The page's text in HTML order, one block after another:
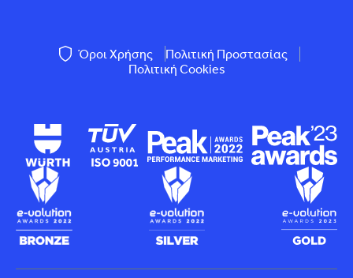
Όροι Χρήσης
Πολιτική Προστασίας
Πολιτική Cookies